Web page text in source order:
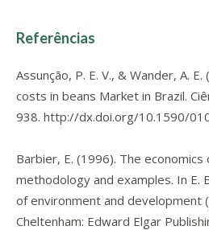
Referências
Assunção, P. E. V., & Wander, A.
costs in beans Market in Brazil.
938. http://dx.doi.org/10.1590/
Barbier, E. (1996). The
methodology and examples. In E.
of environment and development
Cheltenham: Edward Elgar